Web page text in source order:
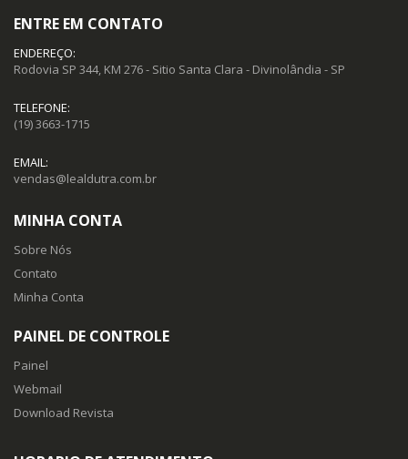
ENTRE EM CONTATO
ENDEREÇO:
Rodovia SP 344, KM 276 - Sitio Santa Clara - Divinolândia - SP
TELEFONE:
(19) 3663-1715
EMAIL:
vendas@lealdutra.com.br
MINHA CONTA
Sobre Nós
Contato
Minha Conta
PAINEL DE CONTROLE
Painel
Webmail
Download Revista